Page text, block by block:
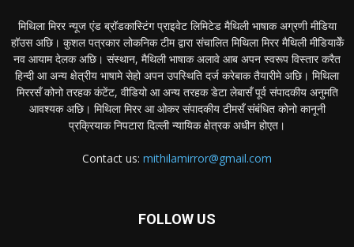
मिथिला मिरर न्यूज एंड ब्रॉडकास्टिंग प्राइवेट लिमिटेड मैथिली भाषाक अग्रणी मीडिया
हॉउस अछि। कुशल पत्रकार लोकनिक टीम द्वारा संचालित मिथिला मिरर मैथिली मीडियाकेँ
नव आयाम देलक अछि। संस्थान, मैथिली भाषाक अलावे आब अपन स्वरूप विस्तार करैत
हिन्दी आ अन्य क्षेत्रीय भाषामे सेहो अपन उपस्थिति दर्ज करेबाक तैयारीमे अछि। मिथिला
मिररसँ कोनो तरहक कंटेंट, वीडियो आ अन्य तरहक डेटा लेबासँ पूर्व संपादकीय अनुमति
आवश्यक अछि। मिथिला मिरर आ ओकर संपादकीय टीमसँ संबंधित कोनो कानूनी
प्रक्रियाक निपटारा दिल्ली न्यायिक क्षेत्रक अधीन होएत।
Contact us: mithilamirror@gmail.com
FOLLOW US